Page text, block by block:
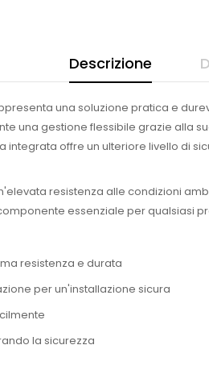
Descrizione
una soluzione pratica e
una gestione flessibile grazie alla
offre un ulteriore livello di
resistenza alle condizioni
essenziale per qualsiasi
resistenza e durata
per un'installazione sicura
la sicurezza